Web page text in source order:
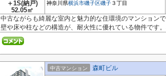
＋1S(納戸)
52.05㎡
神奈川県横浜市磯子区磯子３丁目
中古ながらも綺麗な室内と魅力的な住環境のマンション
壁や床や柱などの構造が、耐火性に優れている物件です
中古マンション 森町ビル